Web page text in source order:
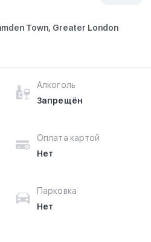
Town, Greater London
Алкоголь
Запрещён
Оплата картой
Нет
Парковка
Нет